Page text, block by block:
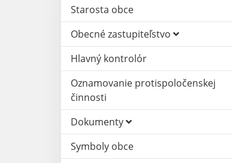
Starosta obce
Obecné zastupiteľstvo
Hlavný kontrolór
Oznamovanie protispoločenskej
činnosti
Dokumenty
Symboly obce